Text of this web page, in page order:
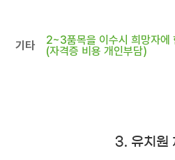
기타
2~3품목을 이수시 희망자에
(자격증 비용 개인부담)
3. 유치원